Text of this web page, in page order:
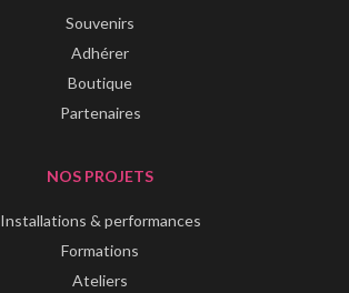
Souvenirs
Adhérer
Boutique
Partenaires
NOS PROJETS
Installations & performances
Formations
Ateliers